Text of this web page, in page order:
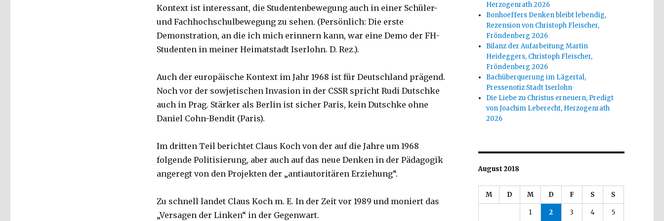
Kontext ist interessant, die Studentenbewegung auch in einer Schüler-
und Fachhochschulbewegung zu sehen. (Persönlich: Die erste
Demonstration, an die ich mich erinnern kann, war eine Demo der FH-
Studenten in meiner Heimatstadt Iserlohn. D. Rez.).
Auch der europäische Kontext im Jahr 1968 ist für Deutschland prägend.
Noch vor der sowjetischen Invasion in der CSSR spricht Rudi Dutschke
auch in Prag. Stärker als Berlin ist sicher Paris, kein Dutschke ohne
Daniel Cohn-Bendit (Paris).
Im dritten Teil berichtet Claus Koch von der auf die Jahre um 1968
folgende Politisierung, aber auch auf das neue Denken in der Pädagogik
angeregt von den Projekten der „antiautoritären Erziehung“.
Zu schnell landet Claus Koch m. E. In der Zeit vor 1989 und moniert das
„Versagen der Linken“ in der Gegenwart.
Herzogenrath 2026
Bonhoeffers Denken bleibt lebendig,
Rezension von Christoph Fleischer,
Fröndenberg 2026
Bilanz der Aufarbeitung Martin
Heideggers, Christoph Fleischer,
Fröndenberg 2026
Bachüberquerung im Lägertal,
Pressenotiz Stadt Iserlohn
Die Liebe zu Christus erneuern, Predigt
von Joachim Leberecht, Herzogenrath
2026
August 2018
M D M D F S S
1 2 3 4 5